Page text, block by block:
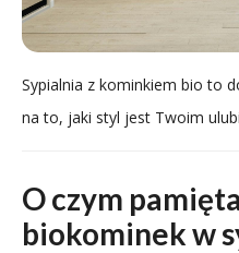
Sypialnia z kominkiem bio to
na to, jaki styl jest Twoim
O czym
biokominek w